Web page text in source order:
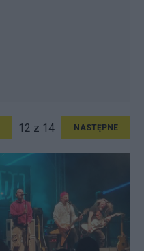
12 z 14 NASTĘPNE